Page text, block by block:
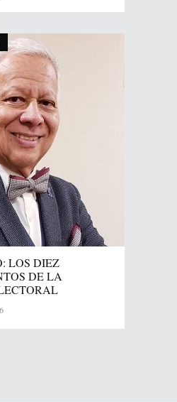
LOS DIEZ
DE LA